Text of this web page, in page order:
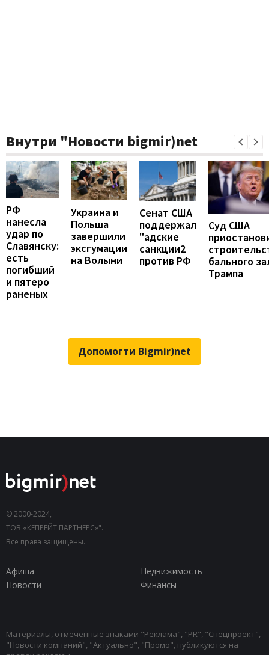
Внутри "Новости bigmir)net
РФ
нанесла
удар по
Славянску:
есть
погибший
и пятеро
раненых
Украина и
Польша
завершили
эксгумации
на Волыни
Сенат США
поддержал
"адские
санкции2
против РФ
Суд США
бального
Трампа
Допомогти Bigmir)net
© 2000-2024,
ТОВ «КЕПРЕЙТ ПАРТНЕРС»".
Все права защищены.
Афиша
Недвижимость
Новости
Финансы
Материалы, отмеченные знаками "Реклама", "PR", "Спецпроект",
"Новости компаний", "Актуально", "Промо", публикуются на